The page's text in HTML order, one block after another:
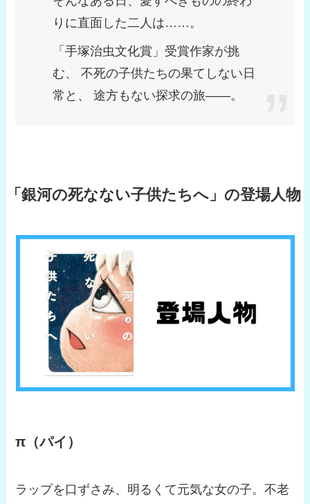
りに直面した二人は……。
「手塚治虫文化賞」受賞作家が挑
む、 不死の子供たちの果てしない日
常と、 途方もない探求の旅――。
「銀河の死なない子供たちへ」の登場人物
π（パイ）
ラップを口ずさみ、明るくて元気な女の子。不老